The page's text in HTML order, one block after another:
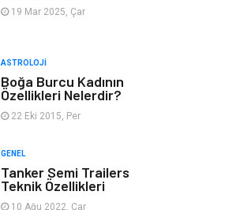
Ev İşleri
Tekstil
Anne Çocuk
Bebek Giyim
19 Mar 2025, Çar
ASTROLOJI
Boğa Burcu Kadının
Özellikleri Nelerdir?
22 Eki 2015, Per
GENEL
Tanker Semi Trailers
Teknik Özellikleri
10 Ağu 2022, Çar